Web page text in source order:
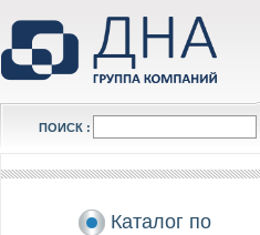
ПОИСК :
Каталог по